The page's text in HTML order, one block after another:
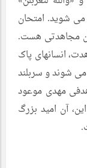
شوید. امتحان
مجاهدتی هست.
انسانهای پاک
شوند و سربلند
مهدی موعود
آن امید بزرگ